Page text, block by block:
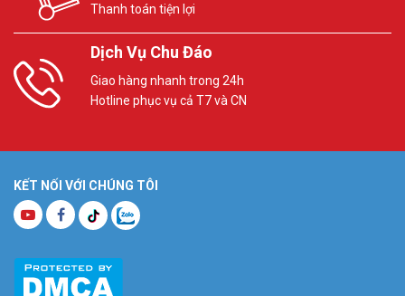
Thanh toán tiện lợi
Dịch Vụ Chu Đáo
Giao hàng nhanh trong 24h
Hotline phục vụ cả T7 và CN
KẾT NỐI VỚI CHÚNG TÔI